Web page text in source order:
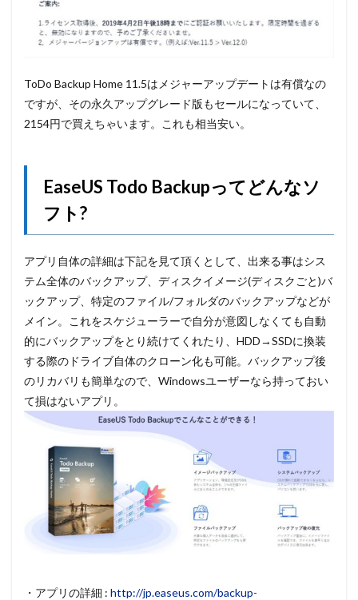
ToDo Backup Home 11.5はメジャーアップデートは有償なの
ですが、その永久アップグレード版もセールになっていて、
2154円で買えちゃいます。これも相当安い。
EaseUS Todo Backupってどんなソ
フト?
アプリ自体の詳細は下記を見て頂くとして、出来る事はシス
テム全体のバックアップ、ディスクイメージ(ディスクごと)バ
ックアップ、特定のファイル/フォルダのバックアップなどが
メイン。これをスケジューラーで自分が意図しなくても自動
的にバックアップをとり続けてくれたり、HDD→SSDに換装
する際のドライブ自体のクローン化も可能。バックアップ後
のリカバリも簡単なので、Windowsユーザーなら持っておい
て損はないアプリ。
・アプリの詳細 : http://jp.easeus.com/backup-